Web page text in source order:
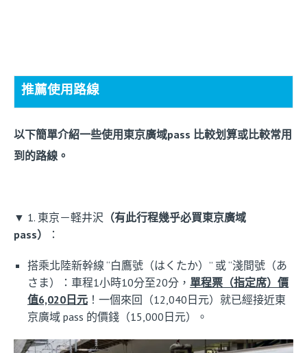
推薦使用路線
以下簡單介紹一些使用東京廣域pass 比較划算或比較常用
到的路線。
▼ 1. 東京－軽井沢 （有此行程幾乎必買東京廣域
pass）
：
搭乘北陸新幹線 “白鷹號（はくたか）” 或 “淺間號（あ
さま）：車程1小時10分至20分， 單程票（指定席）價
值6,020日元 ！一個來回（12,040日元）就已經接近東
京廣域 pass 的價錢（15,000日元）。